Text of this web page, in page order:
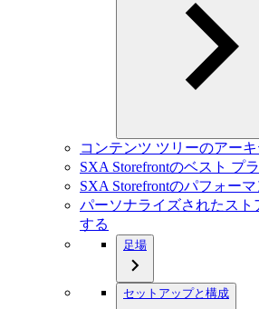
コンテンツ ツリーのアー
SXA Storefrontのベスト プ
SXA Storefrontのパフォー
パーソナライズされたス
する
足場
セットアップと構成